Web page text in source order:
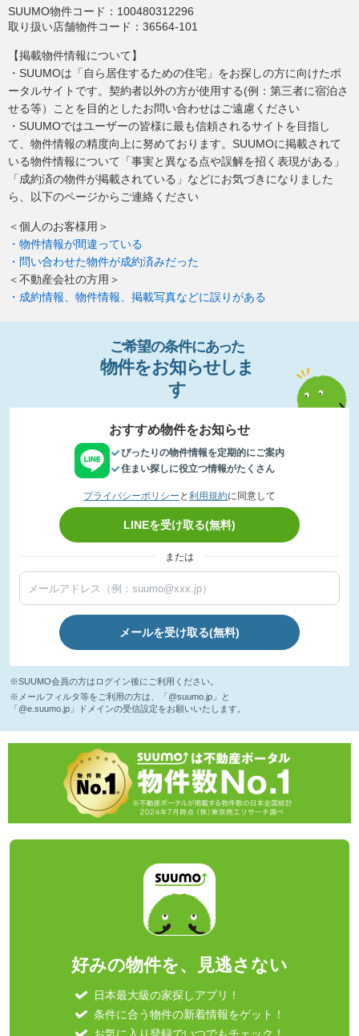
SUUMO物件コード： 100480312296
取り扱い店舗物件コード： 36564-101
【掲載物件情報について】
・SUUMOは「自ら居住するための住宅」をお探しの方に向けたポ
ータルサイトです。契約者以外の方が使用する(例：第三者に宿泊さ
せる等）ことを目的としたお問い合わせはご遠慮ください
・SUUMOではユーザーの皆様に最も信頼されるサイトを目指し
て、物件情報の精度向上に努めております。SUUMOに掲載されて
いる物件情報について「事実と異なる点や誤解を招く表現がある」
「成約済の物件が掲載されている」などにお気づきになりました
ら、以下のページからご連絡ください
＜個人のお客様用＞
・物件情報が間違っている
・問い合わせた物件が成約済みだった
＜不動産会社の方用＞
・成約情報、物件情報、掲載写真などに誤りがある
ご希望の条件にあった
物件をお知らせし ま
す
おすすめ物件をお知らせ
ぴったりの物件情報を定期的にご案内
住まい探しに役立つ情報がたくさん
プライバシーポリシー と 利用規約に同意して
LINEを受け取る(無料)
または
メールを受け取る(無料)
※SUUMO会員の方はログイン後にご利用ください。
※メールフィルタ等をご利用の方は、「@suumo.jp」と
「@e.suumo.jp」ドメインの受信設定をお願いいたします。
好みの物件を、見逃さない
日本最大級の家探しアプリ！
条件に合う物件の新着情報をゲット！